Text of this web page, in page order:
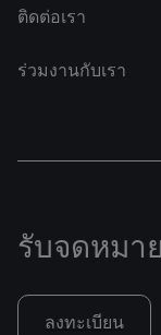
ติดต่อเรา
ร่วมงานกับเรา
รับจดหมา
ลงทะเบียน